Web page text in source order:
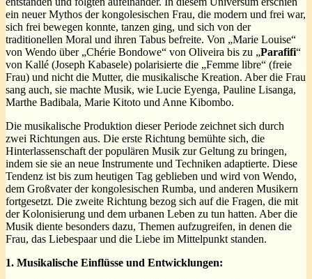
ein neuer Mythos der kongolesischen Frau, die modern und frei war,
sich frei bewegen konnte, tanzen ging, und sich von der
traditionellen Moral und ihren Tabus befreite. Von „Marie Louise“
von Wendo über „Chérie Bondowe“ von Oliveira bis zu „Parafifi“
von Kallé (Joseph Kabasele) polarisierte die „Femme libre“ (freie
Frau) und nicht die Mutter, die musikalische Kreation. Aber die Frau
sang auch, sie machte Musik, wie Lucie Eyenga, Pauline Lisanga,
Marthe Badibala, Marie Kitoto und Anne Kibombo.
Die musikalische Produktion dieser Periode zeichnet sich durch
zwei Richtungen aus. Die erste Richtung bemühte sich, die
Hinterlassenschaft der populären Musik zur Geltung zu bringen,
indem sie sie an neue Instrumente und Techniken adaptierte. Diese
Tendenz ist bis zum heutigen Tag geblieben und wird von Wendo,
dem Großvater der kongolesischen Rumba, und anderen Musikern
fortgesetzt. Die zweite Richtung bezog sich auf die Fragen, die mit
der Kolonisierung und dem urbanen Leben zu tun hatten. Aber die
Musik diente besonders dazu, Themen aufzugreifen, in denen die
Frau, das Liebespaar und die Liebe im Mittelpunkt standen.
1. Musikalische Einflüsse und Entwicklungen: